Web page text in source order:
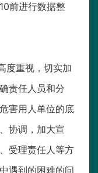
前进行数据整
度重视，切实加
责任人员和分
害用人单位的底
协调，加大宣
受理责任人等方
遇到的困难的问